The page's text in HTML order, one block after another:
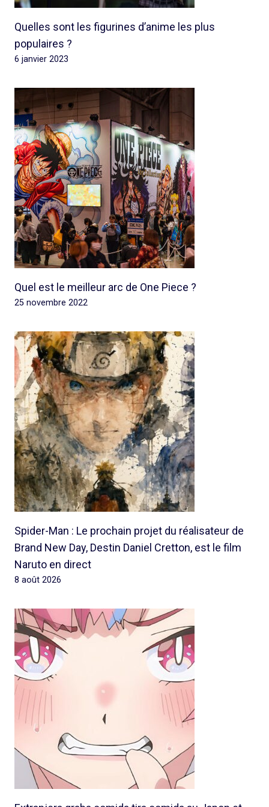
Quelles sont les figurines d’anime les plus
populaires ?
6 janvier 2023
Quel est le meilleur arc de One Piece ?
25 novembre 2022
Spider-Man : Le prochain projet du réalisateur de
Brand New Day, Destin Daniel Cretton, est le film
Naruto en direct
8 août 2026